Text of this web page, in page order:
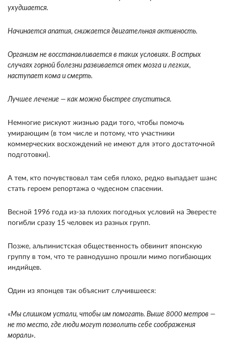
ухудшается.
Начинается апатия, снижается двигательная активность.
Организм не восстанавливается в таких условиях. В острых
случаях горной болезни развивается отек мозга и легких,
наступает кома и смерть.
Лучшее лечение — как можно быстрее спуститься.
Немногие рискуют жизнью ради того, чтобы помочь
умирающим (в том числе и потому, что участники
коммерческих восхождений не имеют для этого достаточной
подготовки).
А тем, кто почувствовал там себя плохо, редко выпадает шанс
стать героем репортажа о чудесном спасении.
Весной 1996 года из-за плохих погодных условий на Эвересте
погибли сразу 15 человек из разных групп.
Позже, альпинистская общественность обвинит японскую
группу в том, что те равнодушно прошли мимо погибающих
индийцев.
Один из японцев так объяснит случившееся:
«Мы слишком устали, чтобы им помогать. Выше 8000 метров —
не то место, где люди могут позволить себе соображения
морали».